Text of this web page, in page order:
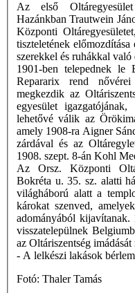
Az első
Hazánkban Trautwein
Központi
tiszteletének
szerekkel és ruhákkal való
1901-ben telepednek le
Repararix rend
megkezdik az
egyesület
lehetővé válik az
amely 1908-ra Aigner
zárdával és az
1908. szept. 8-án Kohl
Az Orsz. Központi
Bokréta u. 35. sz. alatti
világháború alatt a
károkat szenved,
adományából
visszatelepülnek
az Oltáriszentség
- A lelkészi lakások
Fotó: Thaler Tamás